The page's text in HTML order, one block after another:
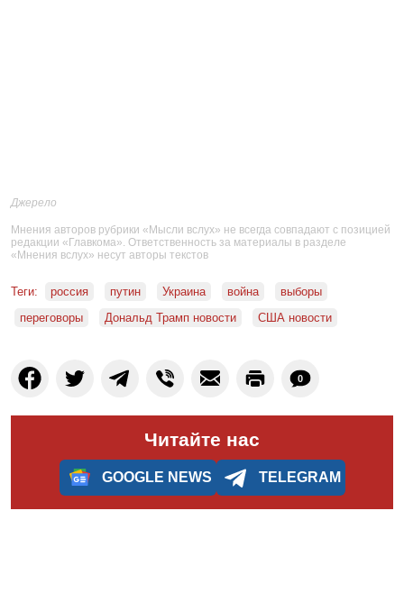
Джерело
Мнения авторов рубрики «Мысли вслух» не всегда совпадают с позицией
редакции «Главкома». Ответственность за материалы в разделе
«Мнения вслух» несут авторы текстов
Теги: россия путин Украина война
выборы
переговоры
Дональд Трамп новости США новости
0
Читайте нас
GOOGLE NEWS TELEGRAM